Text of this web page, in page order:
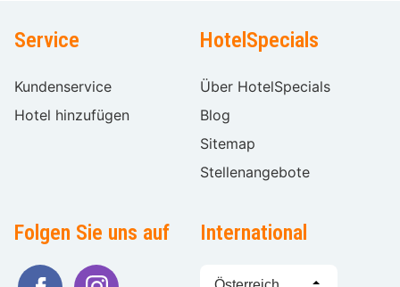
Service
Kundenservice
Hotel hinzufügen
HotelSpecials
Über HotelSpecials
Blog
Sitemap
Stellenangebote
Folgen Sie uns auf International
Sprache